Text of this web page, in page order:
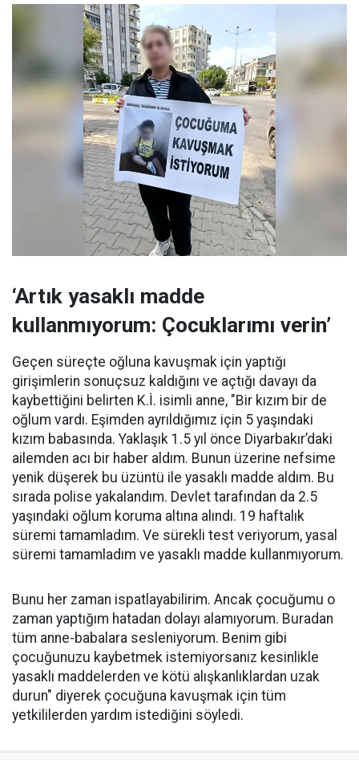
‘Artık yasaklı madde
kullanmıyorum: Çocuklarımı verin’
Geçen süreçte oğluna kavuşmak için yaptığı
girişimlerin sonuçsuz kaldığını ve açtığı davayı da
kaybettiğini belirten K.İ. isimli anne, "Bir kızım bir de
oğlum vardı. Eşimden ayrıldığımız için 5 yaşındaki
kızım babasında. Yaklaşık 1.5 yıl önce Diyarbakır’daki
ailemden acı bir haber aldım. Bunun üzerine nefsime
yenik düşerek bu üzüntü ile yasaklı madde aldım. Bu
sırada polise yakalandım. Devlet tarafından da 2.5
yaşındaki oğlum koruma altına alındı. 19 haftalık
süremi tamamladım. Ve sürekli test veriyorum, yasal
süremi tamamladım ve yasaklı madde kullanmıyorum.
Bunu her zaman ispatlayabilirim. Ancak çocuğumu o
zaman yaptığım hatadan dolayı alamıyorum. Buradan
tüm anne-babalara sesleniyorum. Benim gibi
çocuğunuzu kaybetmek istemiyorsanız kesinlikle
yasaklı maddelerden ve kötü alışkanlıklardan uzak
durun" diyerek çocuğuna kavuşmak için tüm
yetkililerden yardım istediğini söyledi.